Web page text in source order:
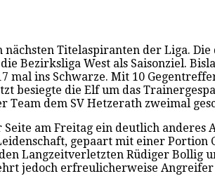
nächsten Titelaspiranten der Liga.
Bezirksliga West als Saisonziel.
mal ins Schwarze. Mit 10
besiegte die Elf um das
dem SV Hetzerath zweimal
am Freitag ein deutlich anderes
gepaart mit einer Portion
Langzeitverletzten Rüdiger Bollig
jedoch erfreulicherweise